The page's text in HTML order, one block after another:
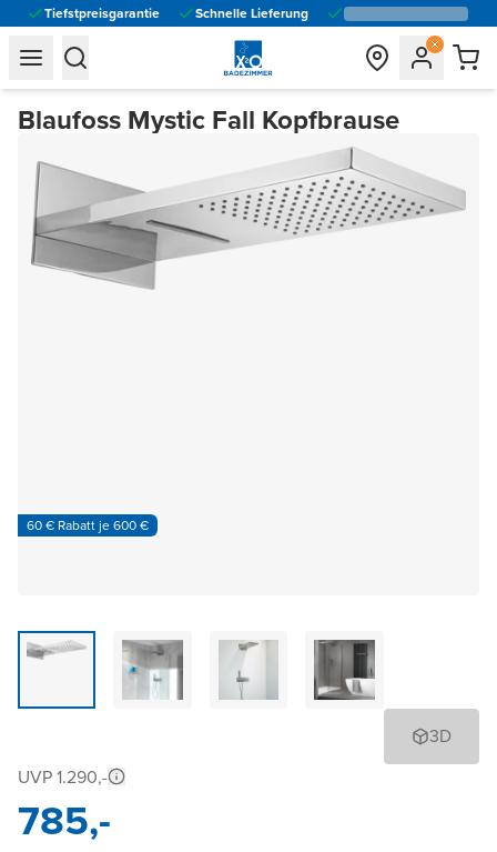
Tiefstpreisgarantie Schnelle Lieferung
general.navigation.toggle_menu.label
general.navigation.toggle_menu.label
Blaufoss Mystic Fall Kopfbrause
60 € Rabatt je 600 €
3D
UVP 1.290,-
785,-